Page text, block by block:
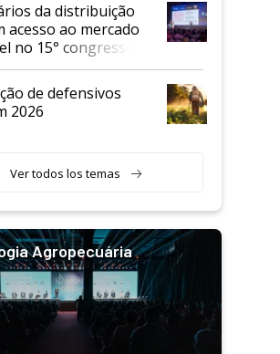
da distribuição
acesso ao mercado
no 15° congresso
de defensivos
2026
Ver todos los temas
Agropecuária